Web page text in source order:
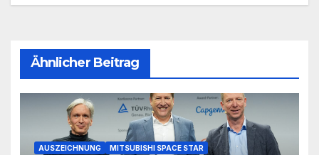
Ähnlicher Beitrag
AUSZEICHNUNG MITSUBISHI SPACE STAR